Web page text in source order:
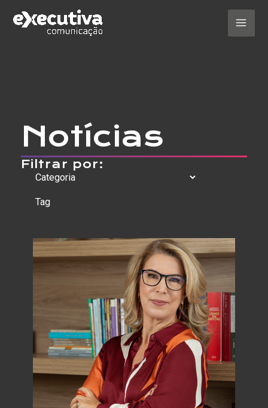
para
Notícias
Filtrar por: